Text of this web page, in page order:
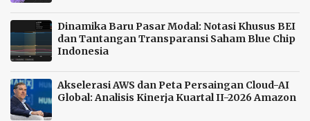
Dinamika Baru Pasar Modal: Notasi Khusus BEI
dan Tantangan Transparansi Saham Blue Chip
Indonesia
Akselerasi AWS dan Peta Persaingan Cloud-AI
Global: Analisis Kinerja Kuartal II-2026 Amazon